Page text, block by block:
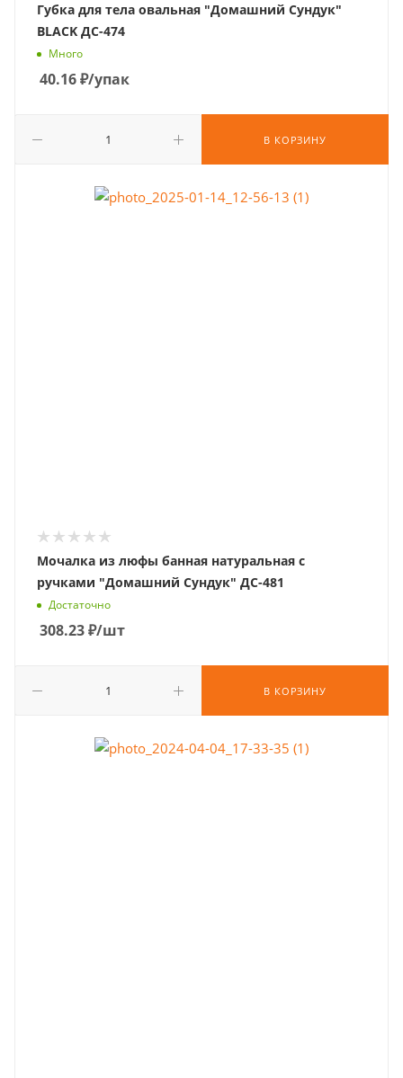
Губка для тела овальная "Домашний Сундук"
BLACK ДС-474
Много
40.16₽/упак
В КОРЗИНУ
Мочалка из люфы банная натуральная с
ручками "Домашний Сундук" ДС-481
Достаточно
308.23₽/шт
В КОРЗИНУ